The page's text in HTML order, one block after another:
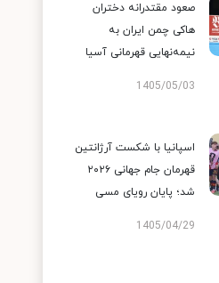
صعود مقتدرانه دختران
هاکی چمن ایران به
نیمه‌نهایی قهرمانی آسیا
1405/05/03
اسپانیا با شکست آرژانتین
قهرمان جام جهانی ۲۰۲۶
شد؛ پایان رویای مسی
1405/04/29